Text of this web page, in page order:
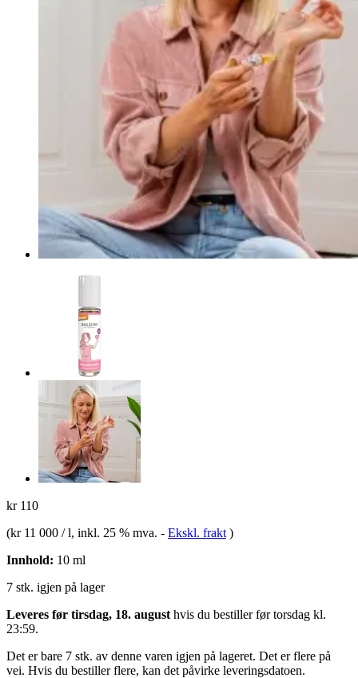
kr 110
(kr 11 000 / l, inkl. 25 % mva. - Ekskl. frakt )
Innhold: 10 ml
7 stk. igjen på lager
Leveres før tirsdag, 18. august hvis du bestiller førtorsdag kl.
23:59.
Det er bare 7 stk. av denne varen igjen på lageret. Det er flere på
vei. Hvis du bestiller flere, kan det påvirke leveringsdatoen.